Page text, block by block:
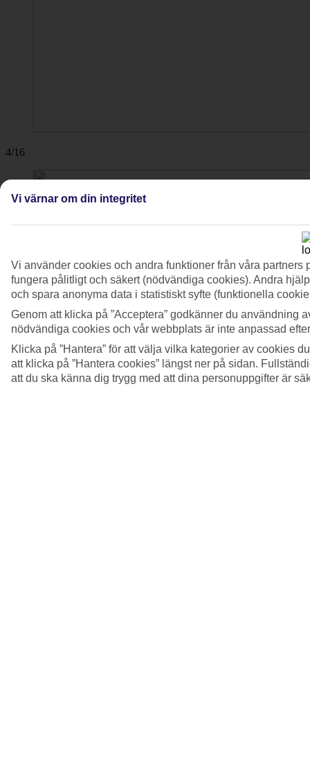
4/16
Vi värnar om din integritet
Vi använder cookies och andra funktioner från våra
fungera pålitligt och säkert (nödvändiga cookies). Andra
och spara anonyma data i statistiskt syfte (funktionella
Genom att klicka på ”Acceptera” godkänner du användning
nödvändiga cookies och vår webbplats är inte anpassad
Klicka på ”Hantera” för att välja vilka kategorier av cookies
att klicka på ”Hantera cookies” längst ner på sidan.
att du ska känna dig trygg med att dina personuppgifter är